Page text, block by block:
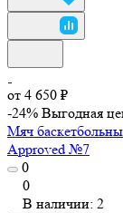
от 4 650 ₽
-24% Выгодная
Мяч
Approved №7
0
0
В наличии: 2